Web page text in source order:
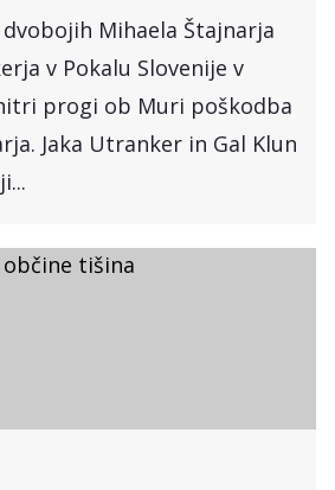
Mihaela Štajnarja
v Pokalu Slovenije v
progi ob Muri poškodba
Jaka Utranker in Gal Klun